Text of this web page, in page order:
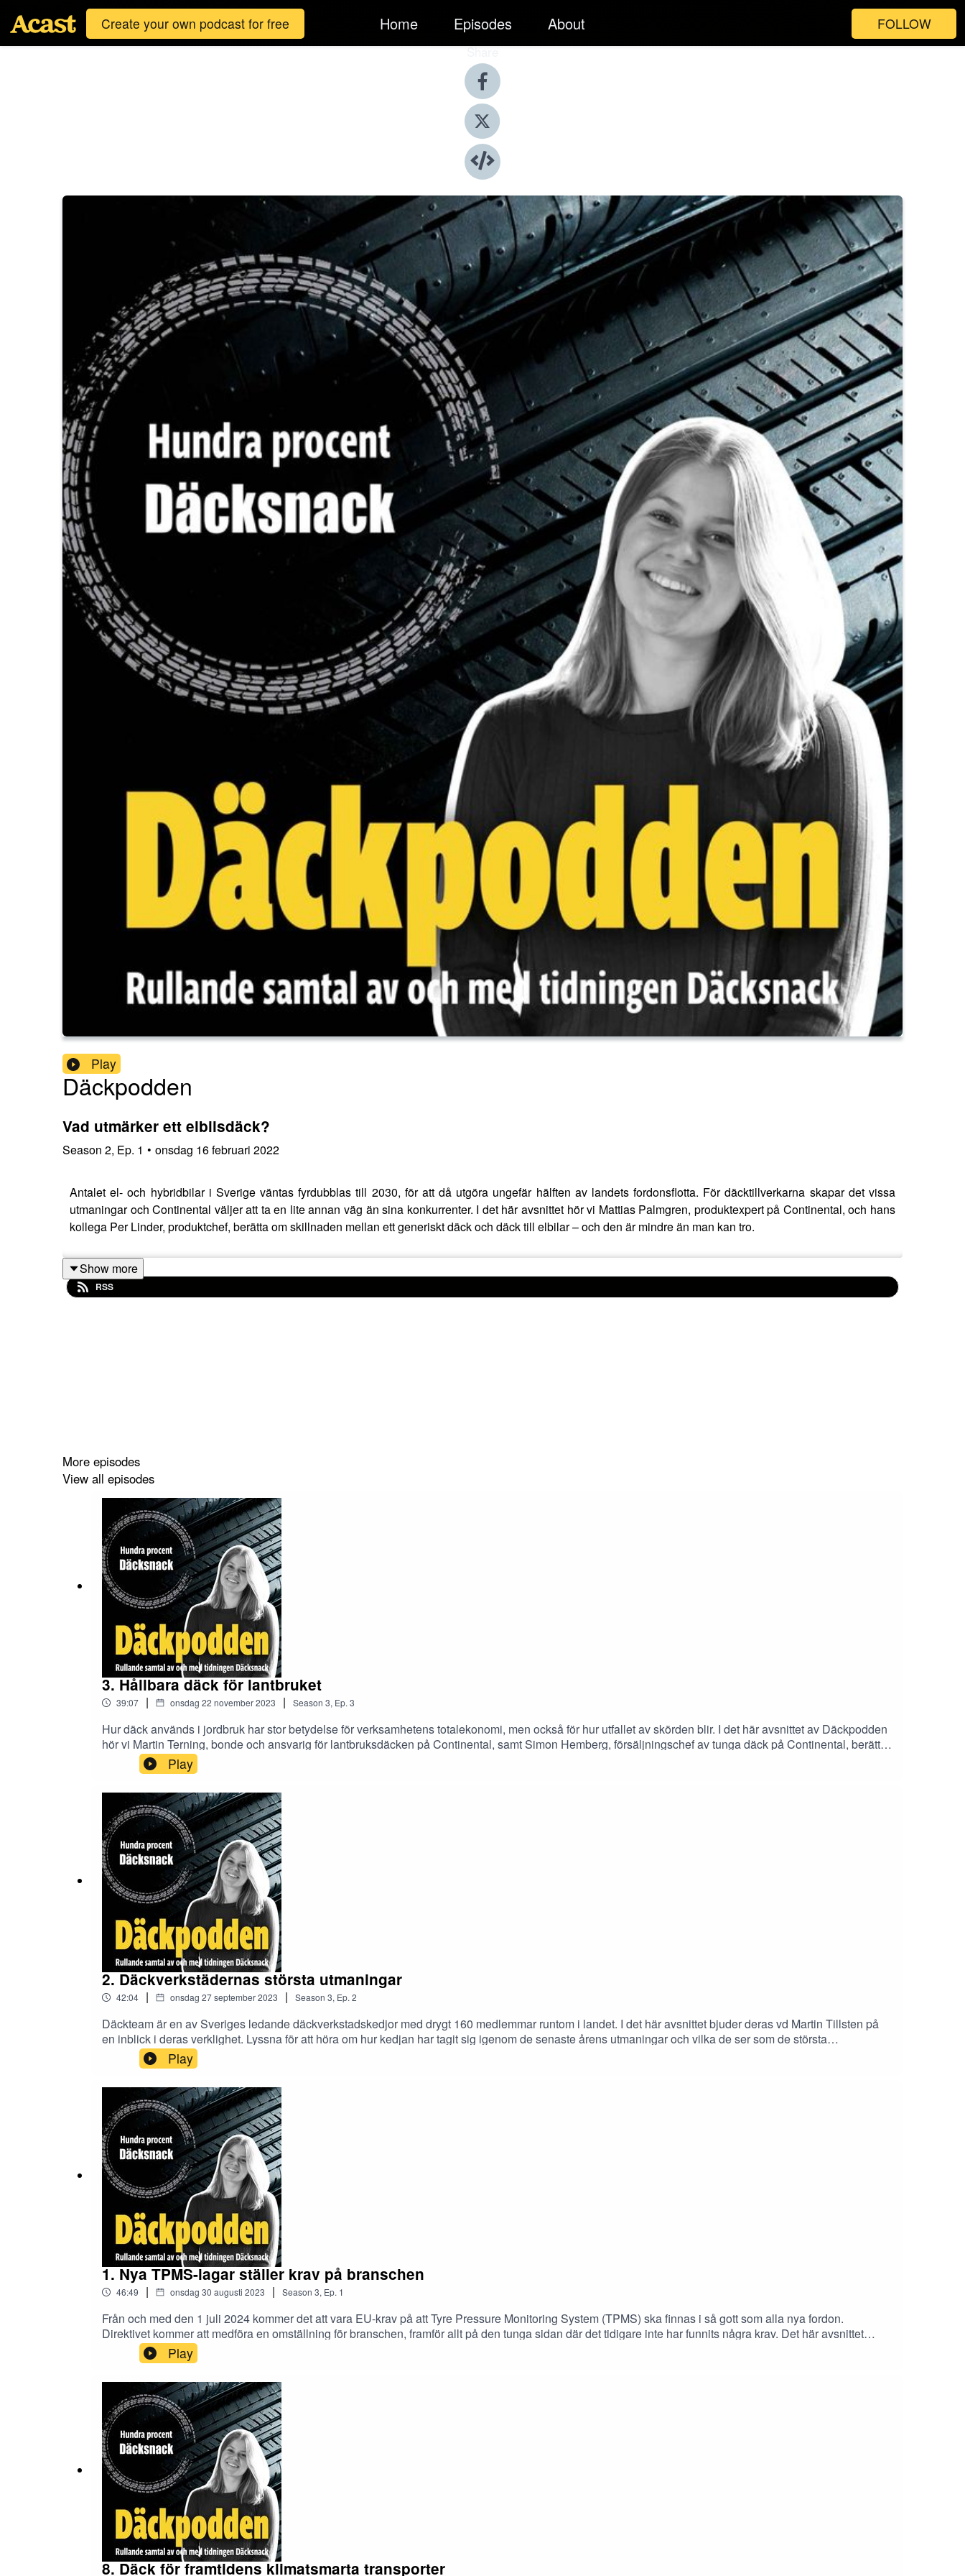
Create your own podcast for free Home Episodes About FOLLOW
Share
Play
Däckpodden
Vad utmärker ett elbilsdäck?
Season 2, Ep. 1 • onsdag 16 februari 2022
Antalet el- och hybridbilar i Sverige väntas fyrdubblas till 2030, för att då utgöra ungefär hälften av landets fordonsflotta. För däcktillverkarna skapar det vissa
utmaningar och Continental väljer att ta en lite annan väg än sina konkurrenter. I det här avsnittet hör vi Mattias Palmgren, produktexpert på Continental, och hans
kollega Per Linder, produktchef, berätta om skillnaden mellan ett generiskt däck och däck till elbilar – och den är mindre än man kan tro.
Show more
RSS
More episodes
View all episodes
3. Hållbara däck för lantbruket
39:07 | onsdag 22 november 2023 | Season 3, Ep. 3
Hur däck används i jordbruk har stor betydelse för verksamhetens totalekonomi, men också för hur utfallet av skörden blir. I det här avsnittet av Däckpodden
hör vi Martin Terning, bonde och ansvarig för lantbruksdäcken på Continental, samt Simon Hemberg, försäljningschef av tunga däck på Continental, berätta
om hur lantbrukare kan öka sin lönsamhet genom att se över sin däckanvändning.
Play
2. Däckverkstädernas största utmaningar
42:04 | onsdag 27 september 2023 | Season 3, Ep. 2
Däckteam är en av Sveriges ledande däckverkstadskedjor med drygt 160 medlemmar runtom i landet. I det här avsnittet bjuder deras vd Martin Tillsten på
en inblick i deras verklighet. Lyssna för att höra om hur kedjan har tagit sig igenom de senaste årens utmaningar och vilka de ser som de största
utmaningarna framåt för däckverkstäder generellt.
Play
1. Nya TPMS-lagar ställer krav på branschen
46:49 | onsdag 30 augusti 2023 | Season 3, Ep. 1
Från och med den 1 juli 2024 kommer det att vara EU-krav på att Tyre Pressure Monitoring System (TPMS) ska finnas i så gott som alla nya fordon.
Direktivet kommer att medföra en omställning för branschen, framför allt på den tunga sidan där det tidigare inte har funnits några krav. Det här avsnittet
gästas av Peter Norlin, försäljningschef på OCL Brorsson, som berättar om hur branschen kan förbereda sig.
Play
8. Däck för framtidens klimatsmarta transporter